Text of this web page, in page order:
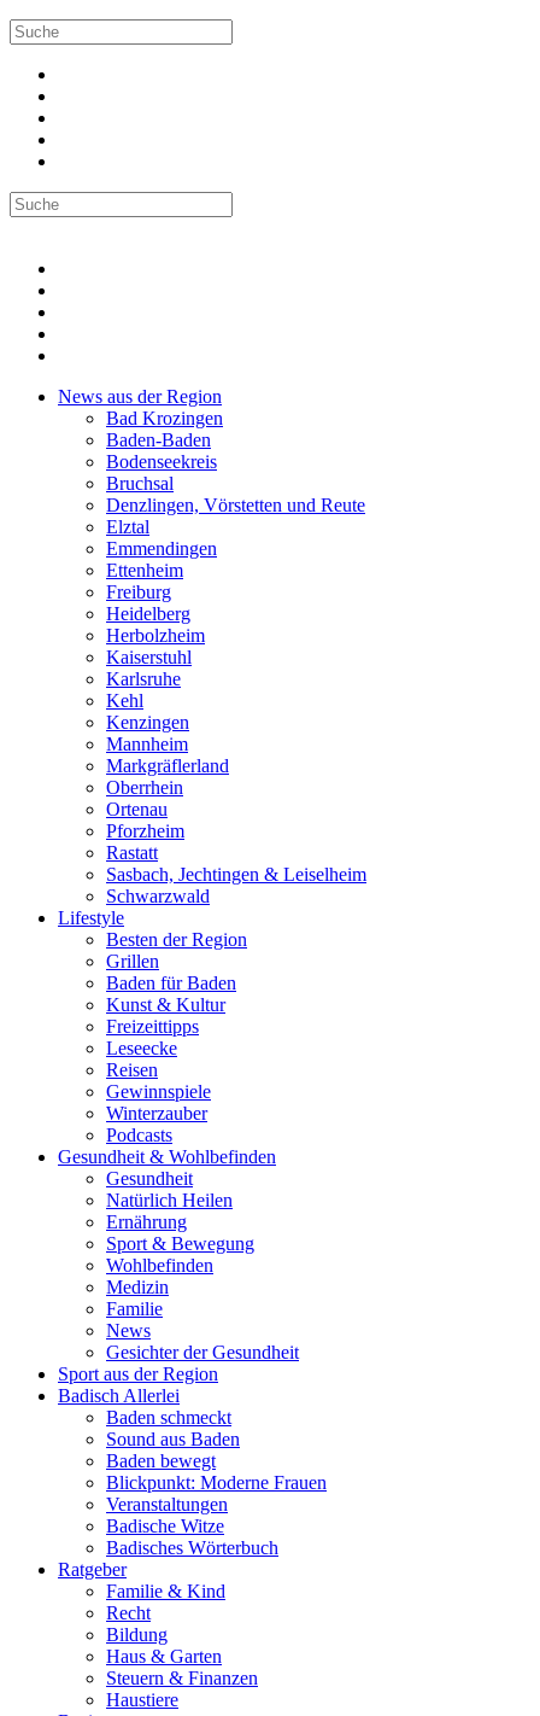
News aus der Region
Bad Krozingen
Baden-Baden
Bodenseekreis
Bruchsal
Denzlingen, Vörstetten und Reute
Elztal
Emmendingen
Ettenheim
Freiburg
Heidelberg
Herbolzheim
Kaiserstuhl
Karlsruhe
Kehl
Kenzingen
Mannheim
Markgräflerland
Oberrhein
Ortenau
Pforzheim
Rastatt
Sasbach, Jechtingen & Leiselheim
Schwarzwald
Lifestyle
Besten der Region
Grillen
Baden für Baden
Kunst & Kultur
Freizeittipps
Leseecke
Reisen
Gewinnspiele
Winterzauber
Podcasts
Gesundheit & Wohlbefinden
Gesundheit
Natürlich Heilen
Ernährung
Sport & Bewegung
Wohlbefinden
Medizin
Familie
News
Gesichter der Gesundheit
Sport aus der Region
Badisch Allerlei
Baden schmeckt
Sound aus Baden
Baden bewegt
Blickpunkt: Moderne Frauen
Veranstaltungen
Badische Witze
Badisches Wörterbuch
Ratgeber
Familie & Kind
Recht
Bildung
Haus & Garten
Steuern & Finanzen
Haustiere